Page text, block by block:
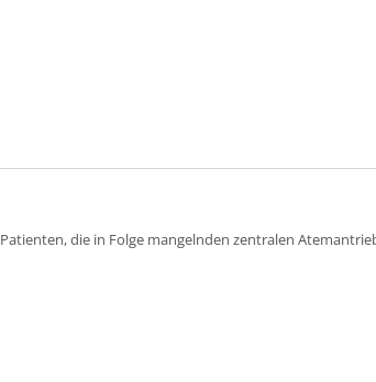
die in Folge mangelnden zentralen